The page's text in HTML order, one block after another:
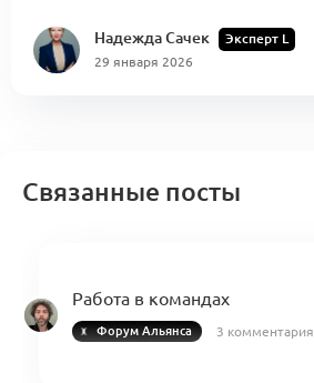
Надежда Сачек Эксперт L
29 января 2026
Связанные посты
Работа в командах
Форум Альянса 3 комментария